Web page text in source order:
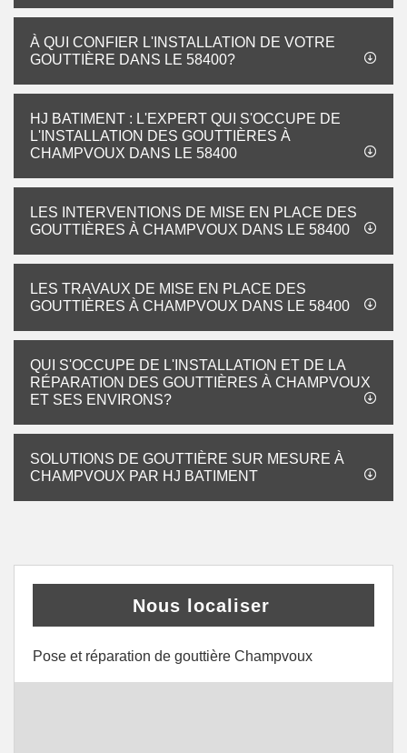
À QUI CONFIER L'INSTALLATION DE VOTRE
GOUTTIÈRE DANS LE 58400?
HJ BATIMENT : L'EXPERT QUI S'OCCUPE DE
L'INSTALLATION DES GOUTTIÈRES À
CHAMPVOUX DANS LE 58400
LES INTERVENTIONS DE MISE EN PLACE DES
GOUTTIÈRES À CHAMPVOUX DANS LE 58400
LES TRAVAUX DE MISE EN PLACE DES
GOUTTIÈRES À CHAMPVOUX DANS LE 58400
QUI S'OCCUPE DE L'INSTALLATION ET DE LA
RÉPARATION DES GOUTTIÈRES À CHAMPVOUX
ET SES ENVIRONS?
SOLUTIONS DE GOUTTIÈRE SUR MESURE À
CHAMPVOUX PAR HJ BATIMENT
Nous localiser
Pose et réparation de gouttière Champvoux